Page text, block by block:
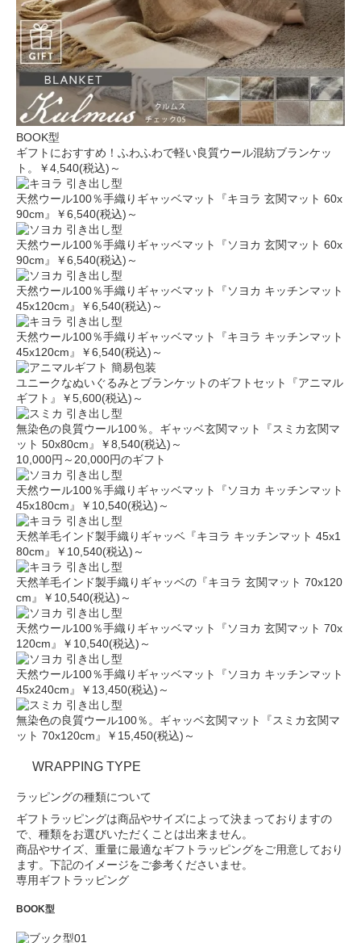
BOOK型
ギフトにおすすめ！ふわふわで軽い良質ウール混紡ブランケッ
ト。
￥4,540(税込)～
引き出し型
天然ウール100％手織りギャッベマット『キヨラ 玄関マット 60x
90cm』
￥6,540(税込)～
引き出し型
天然ウール100％手織りギャッベマット『ソヨカ 玄関マット 60x
90cm』
￥6,540(税込)～
引き出し型
天然ウール100％手織りギャッベマット『ソヨカ キッチンマット
45x120cm』
￥6,540(税込)～
引き出し型
天然ウール100％手織りギャッベマット『キヨラ キッチンマット
45x120cm』
￥6,540(税込)～
簡易包装
ユニークなぬいぐるみとブランケットのギフトセット『アニマル
ギフト』
￥5,600(税込)～
引き出し型
無染色の良質ウール100％。ギャッベ玄関マット『スミカ玄関マ
ット 50x80cm』
￥8,540(税込)～
10,000円～20,000円のギフト
引き出し型
天然ウール100％手織りギャッベマット『ソヨカ キッチンマット
45x180cm』
￥10,540(税込)～
引き出し型
天然羊毛インド製手織りギャッベ『キヨラ キッチンマット 45x1
80cm』
￥10,540(税込)～
引き出し型
天然羊毛インド製手織りギャッベの『キヨラ 玄関マット 70x120
cm』
￥10,540(税込)～
引き出し型
天然ウール100％手織りギャッベマット『ソヨカ 玄関マット 70x
120cm』
￥10,540(税込)～
引き出し型
天然ウール100％手織りギャッベマット『ソヨカ キッチンマット
45x240cm』
￥13,450(税込)～
引き出し型
無染色の良質ウール100％。ギャッベ玄関マット『スミカ玄関マ
ット 70x120cm』
￥15,450(税込)～
WRAPPING TYPE
ラッピングの種類について
ギフトラッピングは商品やサイズによって決まっておりますの
で、種類をお選びいただくことは出来ません。
商品やサイズ、重量に最適なギフトラッピングをご用意しており
ます。 下記のイメージをご参考くださいませ。
専用ギフトラッピング
BOOK型